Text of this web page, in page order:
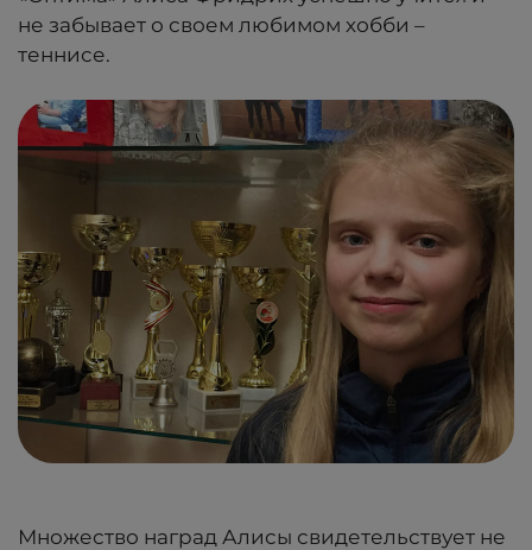
не забывает о своем любимом хобби –
теннисе.
Множество наград Алисы свидетельствует не